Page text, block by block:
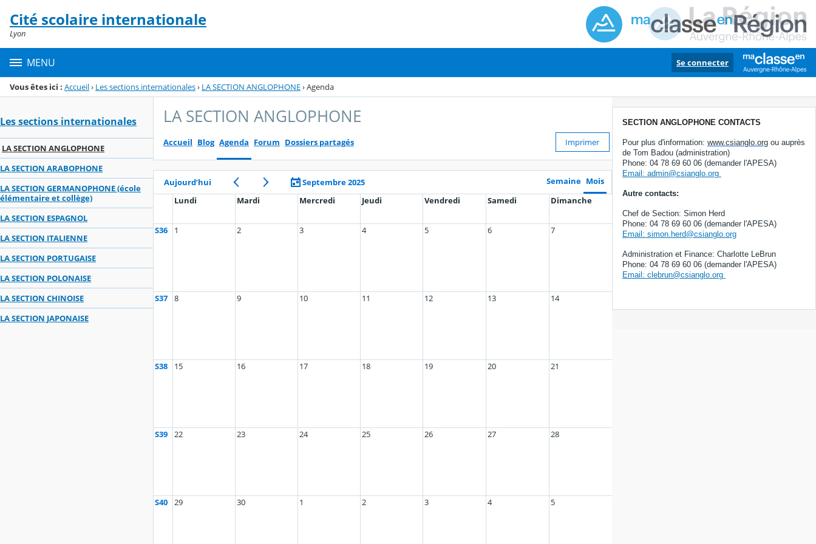
Menu de la rubrique
Contenu
Cité scolaire internationale
Lyon
MENU Se connecter
Vous êtes ici : Accueil› Les sections internationales› LA SECTION ANGLOPHONE›Agenda
Les sections internationales
LA SECTION ANGLOPHONE
LA SECTION ARABOPHONE
LA SECTION GERMANOPHONE (école
élémentaire et collège)
LA SECTION ESPAGNOL
LA SECTION ITALIENNE
LA SECTION PORTUGAISE
LA SECTION POLONAISE
LA SECTION CHINOISE
LA SECTION JAPONAISE
LA SECTION ANGLOPHONE
Accueil Blog Agenda Forum Dossiers partagés Imprimer
Aujourd’hui Septembre 2025 Semaine Mois
Lundi
Mardi Mercredi Jeudi Vendredi Samedi Dimanche
S36 1 2 3 4 5 6 7
S37 8 9 10 11 12 13 14
S38 15 16 17 18 19 20 21
S39 22 23 24 25 26 27 28
S40 29 30 1 2 3 4 5
SECTION ANGLOPHONE CONTACTS
Pour plus d'information: www.csianglo.org ou auprès
de Tom Badou (administration)
Phone: 04 78 69 60 06 (demander l'APESA)
Email: admin@csianglo.org
Autre contacts:
Chef de Section: Simon Herd
Phone: 04 78 69 60 06 (demander l'APESA)
Email: simon.herd@csianglo.org
Administration et Finance: Charlotte LeBrun
Phone: 04 78 69 60 06 (demander l'APESA)
Email: clebrun@csianglo.org